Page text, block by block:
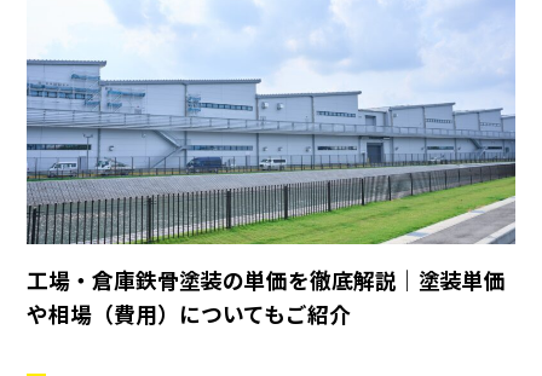
工場・倉庫鉄骨塗装の単価を徹底解説｜塗装単価
や相場（費用）についてもご紹介